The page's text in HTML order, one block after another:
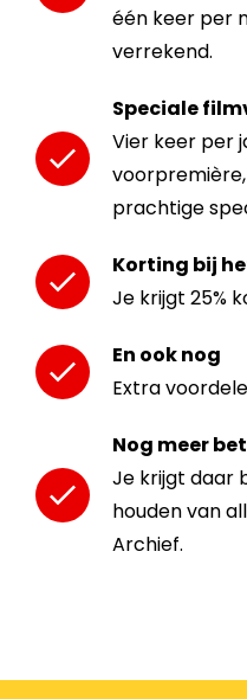
één keer per
verrekend.
Speciale
Vier keer per
prachtige
Korting bij
Je krijgt 25%
En ook nog
Extra
Nog meer
Je krijgt daar
houden van
Archief.